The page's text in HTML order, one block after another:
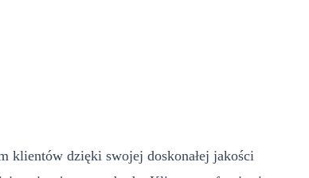
klientów dzięki swojej doskonałej jakości